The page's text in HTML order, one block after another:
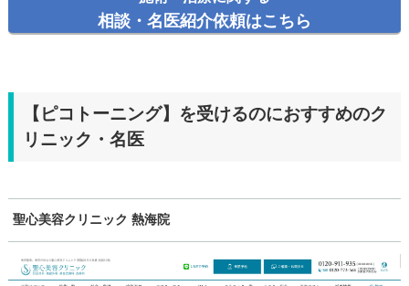
相談・名医紹介依頼はこちら
【ピコトーニング】を受けるのにおすすめのク
リニック・名医
聖心美容クリニック 熱海院